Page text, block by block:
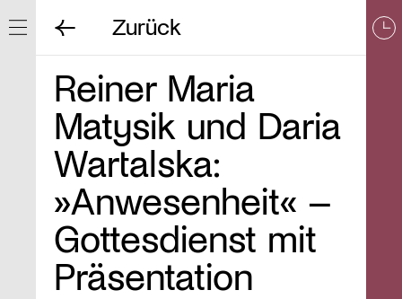
Navigation ein/ausblenden
Zurück
Reiner Maria
Matysik und Daria
Wartalska:
»Anwesenheit« –
Gottesdienst mit
Präsentation